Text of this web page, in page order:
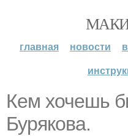
главная новости
Кем хочешь
Бурякова.